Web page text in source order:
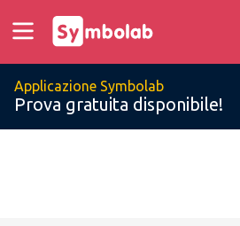
Applicazione Symbolab
Prova gratuita disponibile!